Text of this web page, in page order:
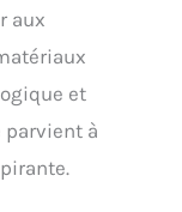
aux
et
parvient à